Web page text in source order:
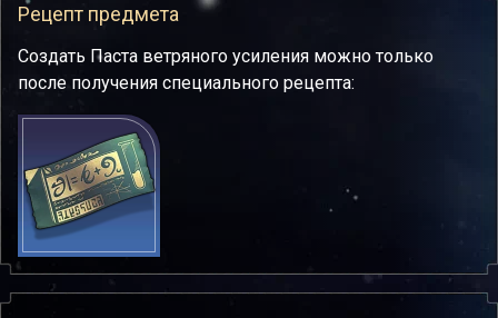
Рецепт предмета
Создать Паста ветряного усиления можно только
после получения специального рецепта: